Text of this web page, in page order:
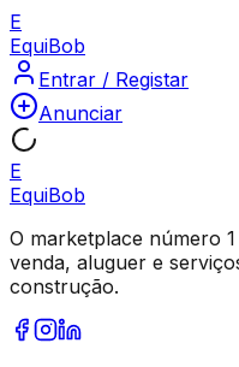
E
EquiBob
Entrar / Registar
Anunciar
E
EquiBob
O marketplace número
venda, aluguer e
construção.